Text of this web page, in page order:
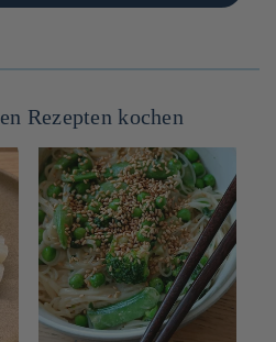
Rezepten kochen